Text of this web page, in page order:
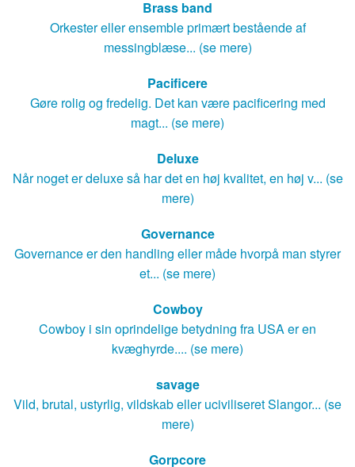
Brass band
Orkester eller ensemble primært bestående af
messingblæse... (se mere)
Pacificere
Gøre rolig og fredelig. Det kan være pacificering med
magt... (se mere)
Deluxe
Når noget er deluxe så har det en høj kvalitet, en høj v... (se
mere)
Governance
Governance er den handling eller måde hvorpå man styrer
et... (se mere)
Cowboy
Cowboy i sin oprindelige betydning fra USA er en
kvæghyrde.... (se mere)
savage
Vild, brutal, ustyrlig, vildskab eller uciviliseret Slangor... (se
mere)
Gorpcore